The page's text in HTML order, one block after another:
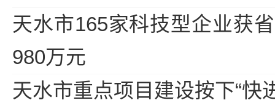
天水市165家科技型企业获
980万元
天水市重点项目建设按下“快